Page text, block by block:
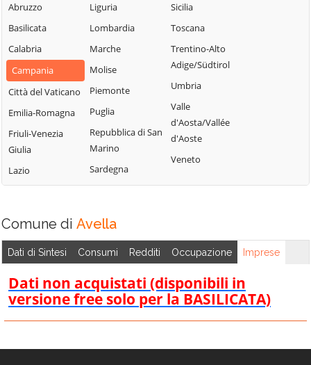
Caposele
Capriglia Irpina
Carife
Casalbore
Cassano Irpino
Castel Baronia
Castelfranci
Castelvetere sul
Calore
Chiusano di San
Contrada
Domicella
Morra De Sanctis
Moschiano
Mugnano del
Nusco
Ospedaletto
d'Alpinolo
Pago del Vallo di
Lauro
Parolise
Lombardi
Santa Lucia di
Serino
Santa Paolina
Santo Stefano
del Sole
Savignano Irpino
Scampitella
Senerchia
Serino
Sorbo Serpico
Sturno
Summonte
Taurasi
Abruzzo
Basilicata
Calabria
Campania
Città del Vaticano
Emilia-Romagna
Friuli-Venezia
Giulia
Lazio
Liguria
Lombardia
Marche
Molise
Piemonte
Puglia
Repubblica di San
Marino
Sardegna
Sicilia
Toscana
Trentino-Alto
Adige/Südtirol
Umbria
Valle
d'Aosta/Vallée
d'Aoste
Veneto
Comune di Avella
Dati di Sintesi Consumi Redditi Occupazione Imprese
Dati non acquistati (disponibili in
versione free solo per la BASILICATA)